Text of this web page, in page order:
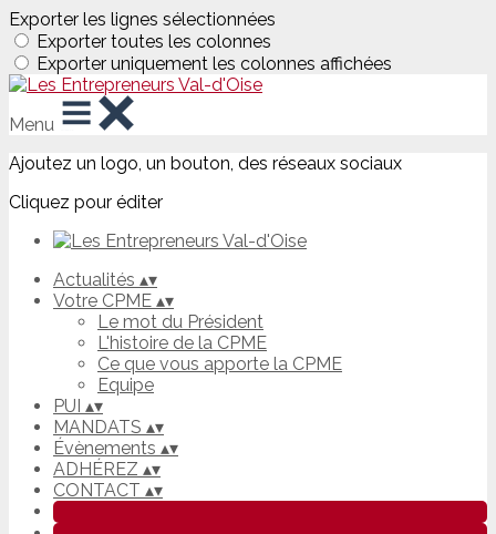
Exporter les lignes sélectionnées
Exporter toutes les colonnes
Exporter uniquement les colonnes affichées
Menu
Ajoutez un logo, un bouton, des réseaux sociaux
Cliquez pour éditer
Actualités ▴▾
Votre CPME ▴▾
Le mot du Président
L'histoire de la CPME
Ce que vous apporte la CPME
Equipe
PUI ▴▾
MANDATS ▴▾
Évènements ▴▾
ADHÉREZ ▴▾
CONTACT ▴▾